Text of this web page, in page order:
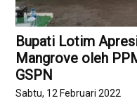
Bupati Lotim
Mangrove oleh
GSPN
Sabtu, 12 Februari 2022